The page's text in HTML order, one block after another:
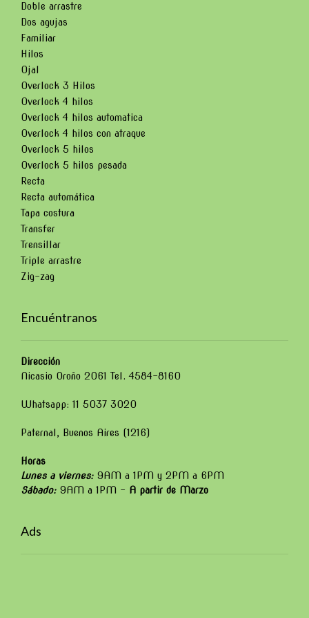
Doble arrastre
Dos agujas
Familiar
Hilos
Ojal
Overlock 3 Hilos
Overlock 4 hilos
Overlock 4 hilos automatica
Overlock 4 hilos con atraque
Overlock 5 hilos
Overlock 5 hilos pesada
Recta
Recta automática
Tapa costura
Transfer
Trensillar
Triple arrastre
Zig-zag
Encuéntranos
Dirección
Nicasio Oroño 2061 Tel. 4584-8160
Whatsapp: 11 5037 3020
Paternal, Buenos Aires (1216)
Horas
Lunes a viernes:9AM a 1PM y 2PM a 6PM
Sábado:9AM a 1PM – A partir de Marzo
Ads